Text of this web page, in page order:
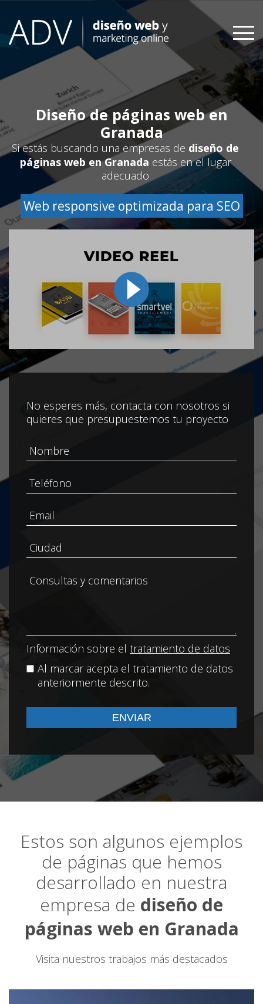
content
Diseño de páginas web en
Granada
Si estás buscando una empresas de diseño de
páginas web en Granada estás en el lugar
adecuado
Web responsive optimizada para SEO
No esperes más, contacta con nosotros si
quieres que presupuestemos tu proyecto
Información sobre el tratamiento de datos
Al marcar acepta el tratamiento de datos
anteriormente descrito.
Estos son algunos ejemplos
de páginas que hemos
desarrollado en nuestra
empresa de diseño de
páginas web en Granada
Visita nuestros trabajos más destacados